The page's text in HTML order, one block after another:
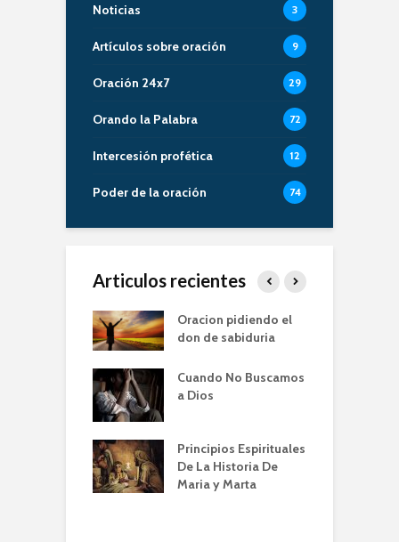
Noticias 3
Artículos sobre oración 9
Oración 24x7 29
Orando la Palabra 72
Intercesión profética 12
Poder de la oración 74
Articulos recientes
Oracion pidiendo el
don de sabiduria
Cuando No Buscamos
a Dios
Principios Espirituales
De La Historia De
Maria y Marta